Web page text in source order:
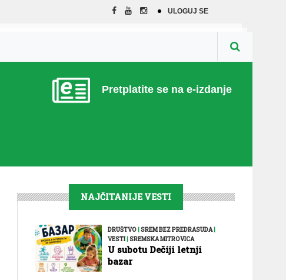
ULOGUJ SE
Pretplatite se na e-izdanje
NAJČITANIJE VESTI
DRUŠTVO|SREM BEZ PREDRASUDA|
VESTI|SREMSKA MITROVICA
U subotu Dečiji letnji
bazar